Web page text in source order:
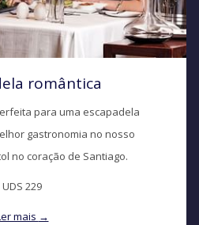
romântica
para uma escapadela
gastronomia no nosso
no coração de Santiago.
UDS 229
mais